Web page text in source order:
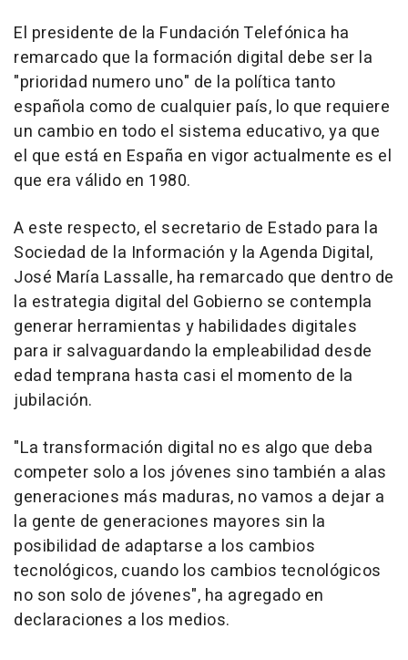
El presidente de la Fundación Telefónica ha
remarcado que la formación digital debe ser la
"prioridad numero uno" de la política tanto
española como de cualquier país, lo que requiere
un cambio en todo el sistema educativo, ya que
el que está en España en vigor actualmente es el
que era válido en 1980.
A este respecto, el secretario de Estado para la
Sociedad de la Información y la Agenda Digital,
José María Lassalle, ha remarcado que dentro de
la estrategia digital del Gobierno se contempla
generar herramientas y habilidades digitales
para ir salvaguardando la empleabilidad desde
edad temprana hasta casi el momento de la
jubilación.
"La transformación digital no es algo que deba
competer solo a los jóvenes sino también a alas
generaciones más maduras, no vamos a dejar a
la gente de generaciones mayores sin la
posibilidad de adaptarse a los cambios
tecnológicos, cuando los cambios tecnológicos
no son solo de jóvenes", ha agregado en
declaraciones a los medios.